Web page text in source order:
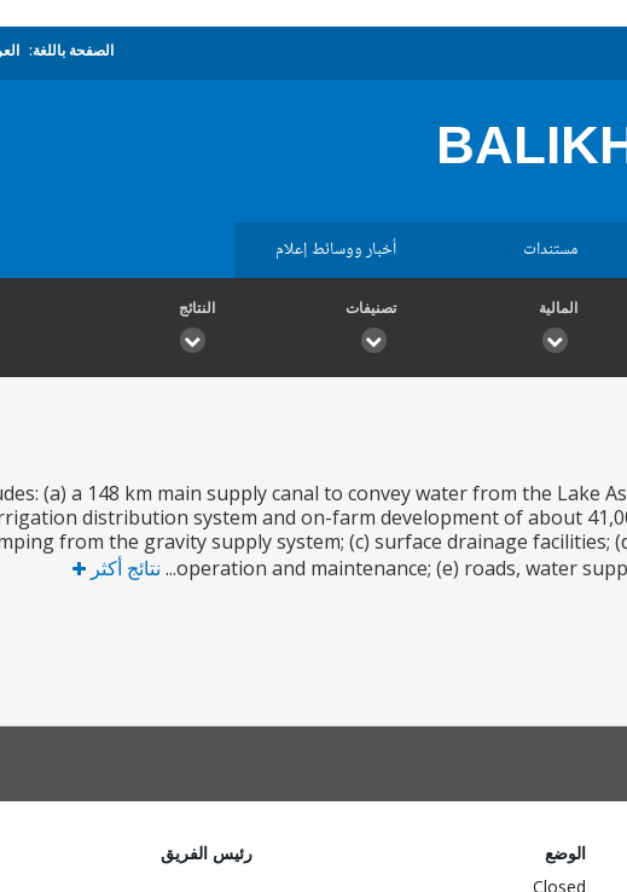
الصفحة باللغة:
مستندات أخبار ووسائط إعلام
المالية تصنيفات النتائج
(a) a 148 km main supply canal to convey water from the Lake
distribution system and on-farm development of about
from the gravity supply system; (c) surface drainage facilities;
operation and maintenance; (e) roads, water
نتائج أكثر
الوضع
Closed
رئيس الفريق